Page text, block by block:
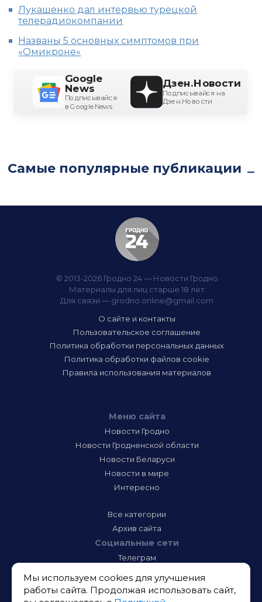
Лукашенко дал интервью турецкой
телерадиокомпании
Названы 5 основных симптомов при
«Омикроне»
Google
News
Подписывайся
в Google News
Дзен.Новости
Подписывайся на
Дзен.Новости
Самые популярные публикации
© 2013-2026 Гродно 24 — Новости Гродно
Материалы для лиц старше 18 лет
Для связи — grodno.online@gmail.com
О сайте и контакты
Пользовательское соглашение
Политика обработки персональных данных
Политика обработки файлов cookie
Правила использования материалов
Меню сайта
Новости Гродно
Новости Гродненской области
Новости Беларуси
Новости в мире
Интересно
Все категории
Архив сайта
Социальные сети
Телеграм
Инстаграм
Тик-Ток
Мы используем cookies для улучшения
работы сайта. Продолжая использовать сайт,